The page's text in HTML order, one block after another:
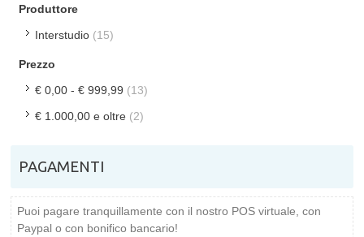
Produttore
Interstudio (15)
Prezzo
€ 0,00 -€ 999,99 (13)
€ 1.000,00 e oltre (2)
PAGAMENTI
Puoi pagare tranquillamente con il nostro POS virtuale, con
Paypal o con bonifico bancario!